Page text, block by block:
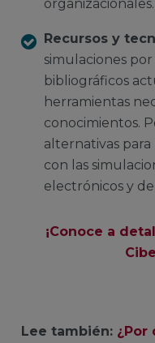
organizacionales.
Recursos y
simulaciones
bibliográficos
herramientas
conocimientos.
alternativas
con las
electrónicos y
¡Conoce a
Lee también: ¿Por